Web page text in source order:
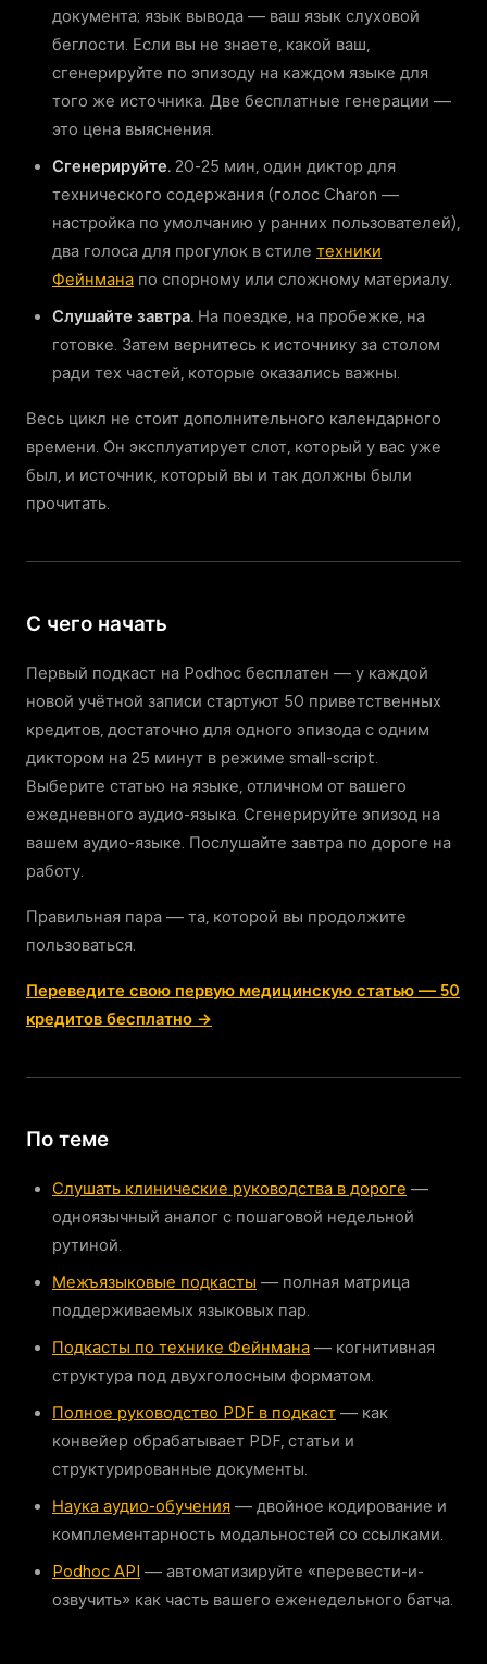
документа; язык вывода — ваш язык слуховой
беглости. Если вы не знаете, какой ваш,
сгенерируйте по эпизоду на каждом языке для
того же источника. Две бесплатные генерации —
это цена выяснения.
Сгенерируйте. 20-25 мин, один диктор для
технического содержания (голос Charon —
настройка по умолчанию у ранних пользователей),
два голоса для прогулок в стиле техники
Фейнмана по спорному или сложному материалу.
Слушайте завтра. На поездке, на пробежке, на
готовке. Затем вернитесь к источнику за столом
ради тех частей, которые оказались важны.
Весь цикл не стоит дополнительного календарного
времени. Он эксплуатирует слот, который у вас уже
был, и источник, который вы и так должны были
прочитать.
С чего начать
Первый подкаст на Podhoc бесплатен — у каждой
новой учётной записи стартуют 50 приветственных
кредитов, достаточно для одного эпизода с одним
диктором на 25 минут в режиме small-script.
Выберите статью на языке, отличном от вашего
ежедневного аудио-языка. Сгенерируйте эпизод на
вашем аудио-языке. Послушайте завтра по дороге на
работу.
Правильная пара — та, которой вы продолжите
пользоваться.
Переведите свою первую медицинскую статью — 50
кредитов бесплатно →
По теме
Слушать клинические руководства в дороге —
одноязычный аналог с пошаговой недельной
рутиной.
Межъязыковые подкасты — полная матрица
поддерживаемых языковых пар.
Подкасты по технике Фейнмана — когнитивная
структура под двухголосным форматом.
Полное руководство PDF в подкаст — как
конвейер обрабатывает PDF, статьи и
структурированные документы.
Наука аудио-обучения — двойное кодирование и
комплементарность модальностей со ссылками.
Podhoc API — автоматизируйте «перевести-и-
озвучить» как часть вашего еженедельного батча.